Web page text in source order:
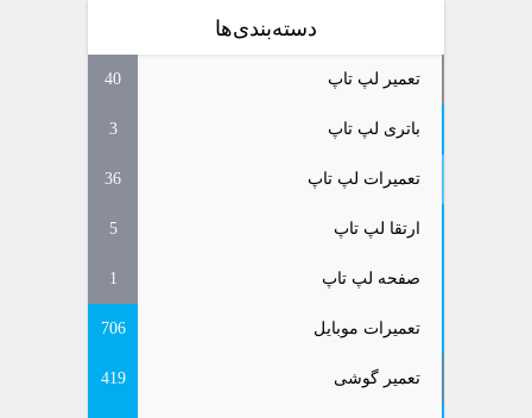
دسته‌بندی‌ها
تعمیر لپ تاپ 40
باتری لپ تاپ 3
تعمیرات لپ تاپ 36
ارتقا لپ تاپ 5
صفحه لپ تاپ 1
تعمیرات موبایل 706
تعمیر گوشی 419